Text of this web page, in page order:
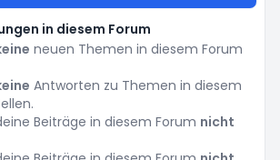
in diesem Forum
neuen Themen in diesem Forum
Antworten zu Themen in diesem
Beiträge in diesem Forum nicht